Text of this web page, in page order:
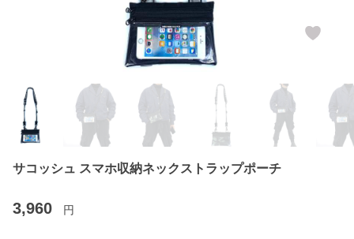
サコッシュ スマホ収納ネックストラップポーチ
3,960 円